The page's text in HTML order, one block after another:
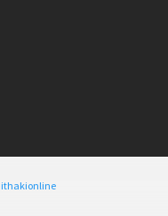
ithakionline